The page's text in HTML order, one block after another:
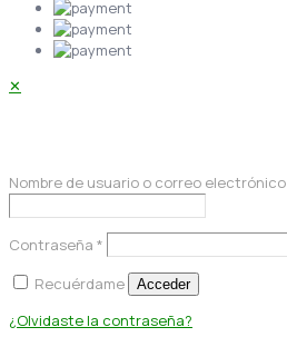
✕
Nombre de usuario o correo electrónico
Contraseña *
Recuérdame
Acceder
¿Olvidaste la contraseña?